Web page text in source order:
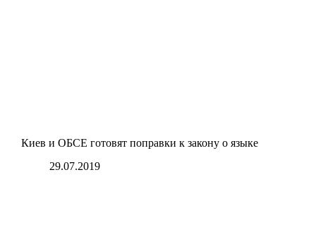
Киев и ОБСЕ готовят поправки к закону о языке
29.07.2019